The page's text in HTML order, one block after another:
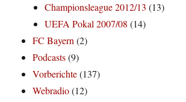
Championsleague 2012/13 (13)
UEFA Pokal 2007/08 (14)
FC Bayern(2)
Podcasts(9)
Vorberichte(137)
Webradio(12)